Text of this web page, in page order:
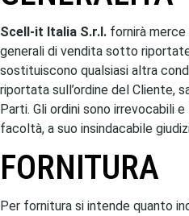
Scell-it Italia S.r.l. fornirà
generali di vendita sotto
sostituiscono qualsiasi altra
riportata sull’ordine del Cliente,
Parti. Gli ordini sono irrevocabili e
facoltà, a suo insindacabile
FORNITURA
Per fornitura si intende quanto